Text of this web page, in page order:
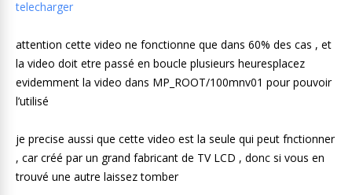
telecharger
attention cette video ne fonctionne que dans 60% des cas , et
la video doit etre passé en boucle plusieurs heuresplacez
evidemment la video dans MP_ROOT/100mnv01 pour pouvoir
l’utilisé
je precise aussi que cette video est la seule qui peut fnctionner
, car créé par un grand fabricant de TV LCD , donc si vous en
trouvé une autre laissez tomber